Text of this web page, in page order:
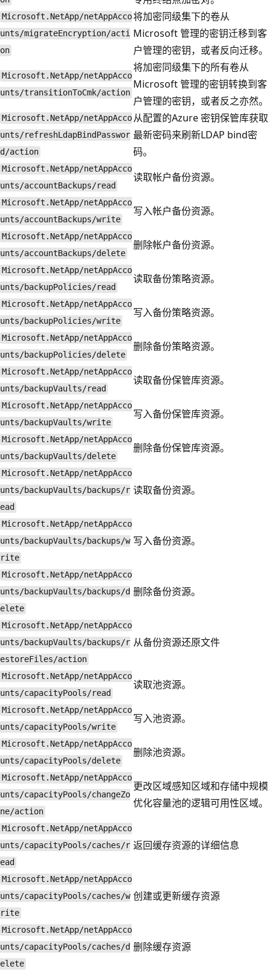
Microsoft.NetApp/netAppAcco
unts/migrateEncryption/acti
on
将加密同级集下的卷从
Microsoft 管理的密钥迁移到客
户管理的密钥，或者反向迁移。
Microsoft.NetApp/netAppAcco
unts/transitionToCmk/action
将加密同级集下的所有卷从
Microsoft 管理的密钥转换到客
户管理的密钥，或者反之亦然。
Microsoft.NetApp/netAppAcco
unts/refreshLdapBindPasswor
d/action
从配置的Azure 密钥保管库获取
最新密码来刷新LDAP bind密
码。
Microsoft.NetApp/netAppAcco
unts/accountBackups/read
读取帐户备份资源。
Microsoft.NetApp/netAppAcco
unts/accountBackups/write
写入帐户备份资源。
Microsoft.NetApp/netAppAcco
unts/accountBackups/delete
删除帐户备份资源。
Microsoft.NetApp/netAppAcco
unts/backupPolicies/read
读取备份策略资源。
Microsoft.NetApp/netAppAcco
unts/backupPolicies/write
写入备份策略资源。
Microsoft.NetApp/netAppAcco
unts/backupPolicies/delete
删除备份策略资源。
Microsoft.NetApp/netAppAcco
unts/backupVaults/read
读取备份保管库资源。
Microsoft.NetApp/netAppAcco
unts/backupVaults/write
写入备份保管库资源。
Microsoft.NetApp/netAppAcco
unts/backupVaults/delete
删除备份保管库资源。
Microsoft.NetApp/netAppAcco
unts/backupVaults/backups/r
ead
读取备份资源。
Microsoft.NetApp/netAppAcco
unts/backupVaults/backups/w
rite
写入备份资源。
Microsoft.NetApp/netAppAcco
unts/backupVaults/backups/d
elete
删除备份资源。
Microsoft.NetApp/netAppAcco
unts/backupVaults/backups/r
estoreFiles/action
从备份资源还原文件
Microsoft.NetApp/netAppAcco
unts/capacityPools/read
读取池资源。
Microsoft.NetApp/netAppAcco
unts/capacityPools/write
写入池资源。
Microsoft.NetApp/netAppAcco
unts/capacityPools/delete
删除池资源。
Microsoft.NetApp/netAppAcco
unts/capacityPools/changeZo
ne/action
更改区域感知区域和存储中规模
优化容量池的逻辑可用性区域。
Microsoft.NetApp/netAppAcco
unts/capacityPools/caches/r
ead
返回缓存资源的详细信息
Microsoft.NetApp/netAppAcco
unts/capacityPools/caches/w
rite
创建或更新缓存资源
Microsoft.NetApp/netAppAcco
unts/capacityPools/caches/d
elete
删除缓存资源